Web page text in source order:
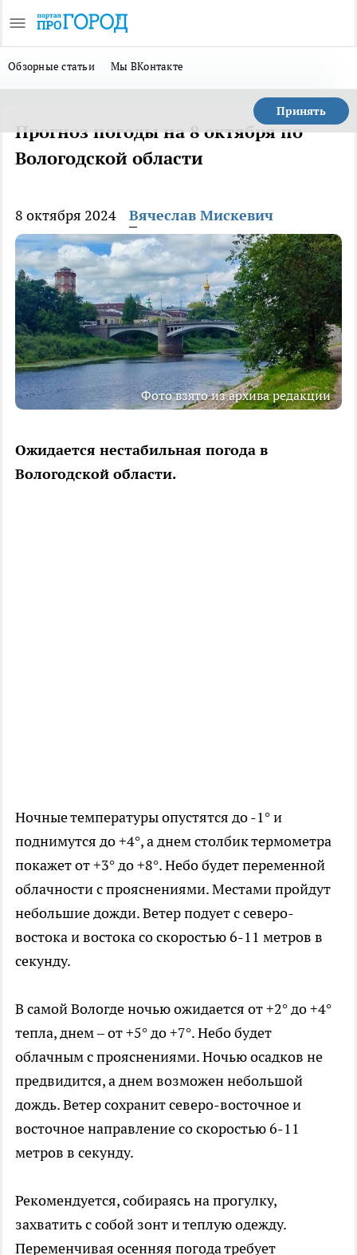
Обзорные статьи Мы ВКонтакте
Принять
Прогноз погоды на 8 октября по
Вологодской области
8 октября 2024 Вячеслав Мискевич
Фото взято из архива редакции
Ожидается нестабильная погода в
Вологодской области.
Ночные температуры опустятся до -1° и
поднимутся до +4°, а днем столбик термометра
покажет от +3° до +8°. Небо будет переменной
облачности с прояснениями. Местами пройдут
небольшие дожди. Ветер подует с северо-
востока и востока со скоростью 6-11 метров в
секунду.
В самой Вологде ночью ожидается от +2° до +4°
тепла, днем – от +5° до +7°. Небо будет
облачным с прояснениями. Ночью осадков не
предвидится, а днем возможен небольшой
дождь. Ветер сохранит северо-восточное и
восточное направление со скоростью 6-11
метров в секунду.
Рекомендуется, собираясь на прогулку,
захватить с собой зонт и теплую одежду.
Переменчивая осенняя погода требует